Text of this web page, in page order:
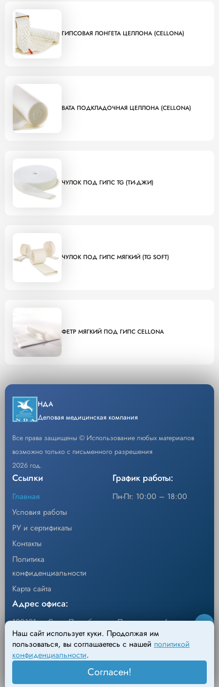
ГИПСОВАЯ ЛОНГЕТА ЦЕЛЛОНА (CELLONA)
ВАТА ПОДКЛАДОЧНАЯ ЦЕЛЛОНА (CELLONA)
ЧУЛОК ПОД ГИПС TG (ТИ-ДЖИ)
ЧУЛОК ПОД ГИПС МЯГКИЙ (TG SOFT)
ФЕТР МЯГКИЙ ПОД ГИПС CELLONA
НДА
Деловая медицинская компания
Все права защищены © Использование любых материалов
возможно только с письменного разрешения
2026 год.
Ссылки
Главная
Условия работы
РУ и сертификаты
Контакты
Политика
конфиденциальности
Карта сайта
График работы:
Пн-Пт: 10:00 – 18:00
Адрес офиса:
190121, г. Санкт-Петербург, ул.Перевозная, 6
Адрес склада:
198095, г. Санкт-Петербург, Михайловский пер., д.4
Наш сайт использует куки. Продолжая им
пользоваться, вы соглашаетесь с нашей политикой
конфиденциальности.
Согласен!